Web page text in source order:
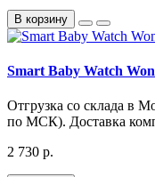
В корзину
Smart Baby Watch
Отгрузка со склада в
по МСК). Доставка
2 730 р.